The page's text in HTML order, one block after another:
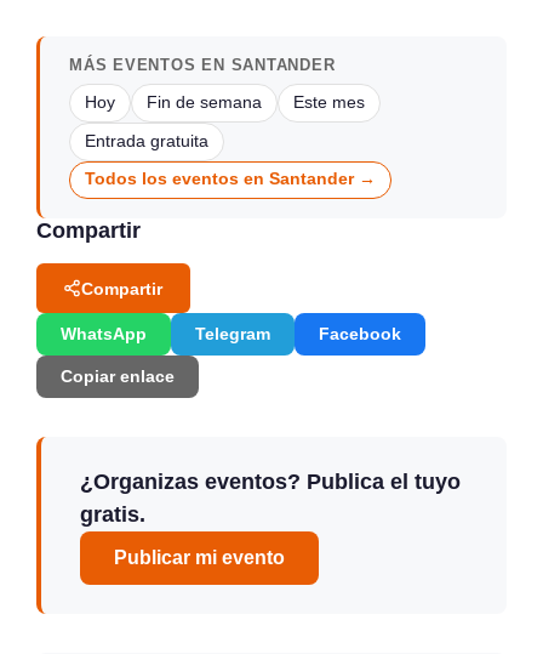
MÁS EVENTOS EN SANTANDER
Hoy Fin de semana Este mes
Entrada gratuita
Todos los eventos en Santander →
Compartir
Compartir
WhatsApp Telegram Facebook
Copiar enlace
¿Organizas eventos? Publica el tuyo
gratis.
Publicar mi evento